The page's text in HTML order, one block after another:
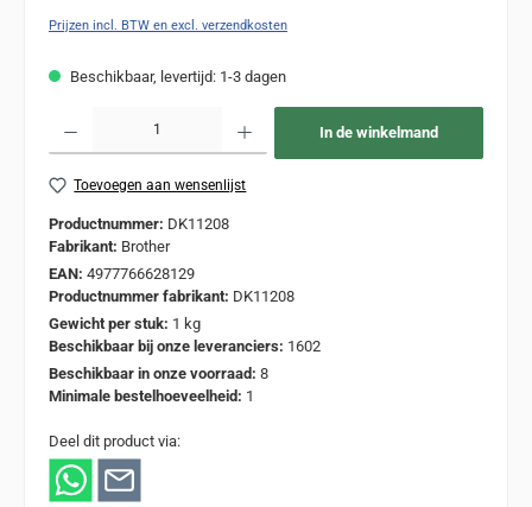
Prijzen incl. BTW en excl. verzendkosten
Beschikbaar, levertijd: 1-3 dagen
In de winkelmand
Toevoegen aan wensenlijst
Productnummer: DK11208
Fabrikant: Brother
EAN: 4977766628129
Productnummer fabrikant: DK11208
Gewicht per stuk: 1 kg
Beschikbaar bij onze leveranciers: 1602
Beschikbaar in onze voorraad: 8
Minimale bestelhoeveelheid: 1
Deel dit product via: